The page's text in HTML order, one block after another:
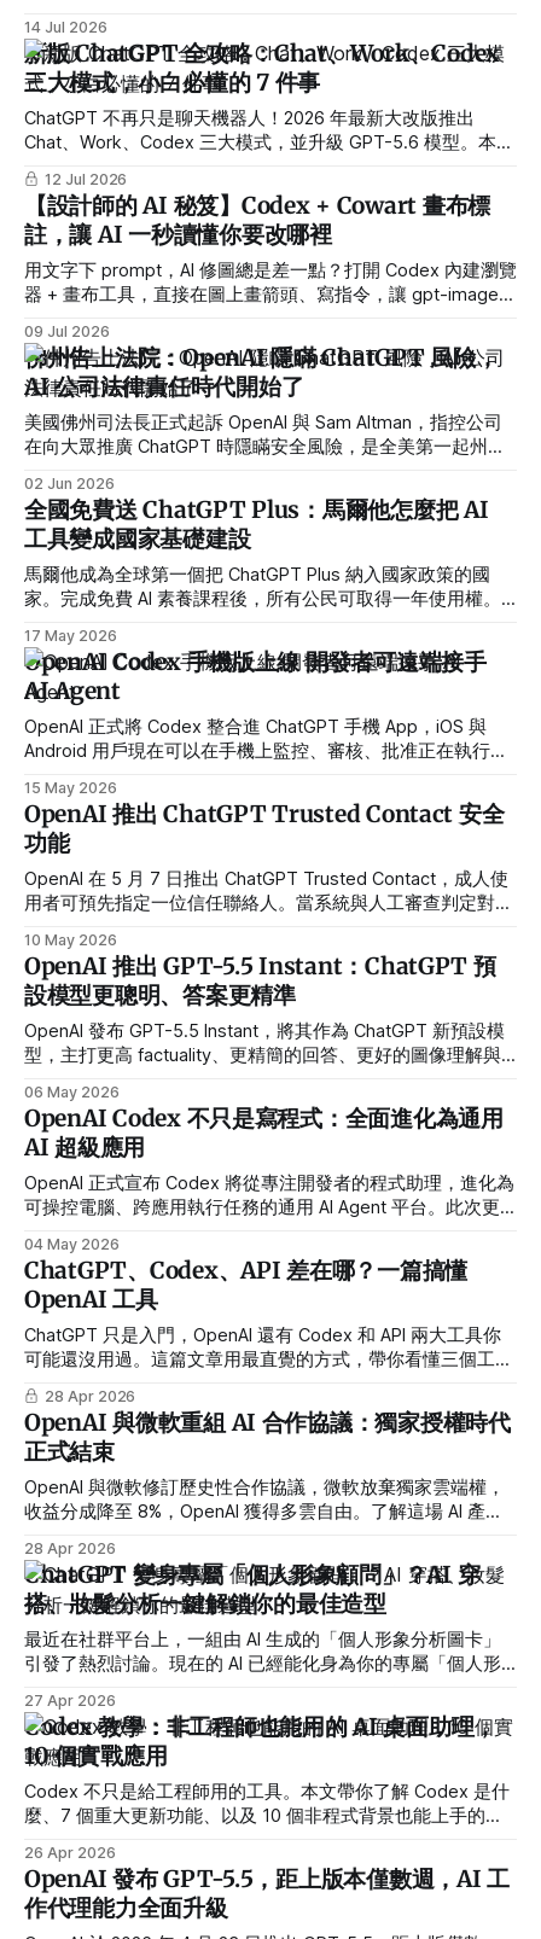
14 Jul 2026
新版 ChatGPT 全攻略：Chat、Work、Codex
三大模式，小白必懂的 7 件事
ChatGPT 不再只是聊天機器人！2026 年最新大改版推出
Chat、Work、Codex 三大模式，並升級 GPT-5.6 模型。本文
專為非工程師設計，帶你一次搞懂 ChatGPT Work 的自動化工
作流、一鍵架站 Sites 功能，以及不同身份的最佳使用路線。
12 Jul 2026
【設計師的 AI 秘笈】Codex + Cowart 畫布標
註，讓 AI 一秒讀懂你要改哪裡
用文字下 prompt，AI 修圖總是差一點？打開 Codex 內建瀏覽
器 + 畫布工具，直接在圖上畫箭頭、寫指令，讓 gpt-image-
SOP，含標註公式、抽卡策略與實戰範例。
09 Jul 2026
佛州告上法院：OpenAI 隱瞞 ChatGPT 風險，
AI 公司法律責任時代開始了
美國佛州司法長正式起訴 OpenAI 與 Sam Altman，指控公司
在向大眾推廣 ChatGPT 時隱瞞安全風險，是全美第一起州政
責任、未成年人保護與企業高層個人責任，一次推到司法前
線。
02 Jun 2026
全國免費送 ChatGPT Plus：馬爾他怎麼把 AI
工具變成國家基礎建設
馬爾他成為全球第一個把 ChatGPT Plus 納入國家政策的國
家。完成免費 AI 素養課程後，所有公民可取得一年使用權。
是 OpenAI 把 AI 定位為全球公用事業的戰略布局。
17 May 2026
OpenAI Codex 手機版上線 開發者可遠端接手
AI Agent
OpenAI 正式將 Codex 整合進 ChatGPT 手機 App，iOS 與
Android 用戶現在可以在手機上監控、審核、批准正在執行的
點」搬到手機上，讓 AI 開發工作流變成真正跨裝置的非同步
協作系統。
15 May 2026
OpenAI 推出 ChatGPT Trusted Contact 安全
功能
OpenAI 在 5 月 7 日推出 ChatGPT Trusted Contact，成人使
用者可預先指定一位信任聯絡人。當系統與人工審查判定對話
者連結現實世界支援。
10 May 2026
OpenAI 推出 GPT-5.5 Instant：ChatGPT 預
設模型更聰明、答案更精準
OpenAI 發布 GPT-5.5 Instant，將其作為 ChatGPT 新預設模
型，主打更高 factuality、更精簡的回答、更好的圖像理解與
06 May 2026
OpenAI Codex 不只是寫程式：全面進化為通用
AI 超級應用
OpenAI 正式宣布 Codex 將從專注開發者的程式助理，進化為
可操控電腦、跨應用執行任務的通用 AI Agent 平台。此次更
AI 助理市場進入全新競爭格局。
04 May 2026
ChatGPT、Codex、API 差在哪？一篇搞懂
OpenAI 工具
ChatGPT 只是入門，OpenAI 還有 Codex 和 API 兩大工具你
可能還沒用過。這篇文章用最直覺的方式，帶你看懂三個工具
的差異、使用場景，以及 Codex App、CLI、IDE Extension、
Cloud 的操作重點，幫你找到最適合自己的切入點。
28 Apr 2026
OpenAI 與微軟重組 AI 合作協議：獨家授權時代
正式結束
OpenAI 與微軟修訂歷史性合作協議，微軟放棄獨家雲端權，
收益分成降至 8%，OpenAI 獲得多雲自由。了解這場 AI 產業
28 Apr 2026
ChatGPT 變身專屬「個人形象顧問」？AI 穿
搭、妝髮分析一鍵解鎖你的最佳造型
最近在社群平台上，一組由 AI 生成的「個人形象分析圖卡」
引發了熱烈討論。現在的 AI 已經能化身為你的專屬「個人形
而且還是「用圖給你看」。
27 Apr 2026
Codex 教學：非工程師也能用的 AI 桌面助理，
10 個實戰應用
Codex 不只是給工程師用的工具。本文帶你了解 Codex 是什
麼、7 個重大更新功能、以及 10 個非程式背景也能上手的實
自動化工作流程，效率提升十倍以上。
26 Apr 2026
OpenAI 發布 GPT-5.5，距上版本僅數週，AI 工
作代理能力全面升級